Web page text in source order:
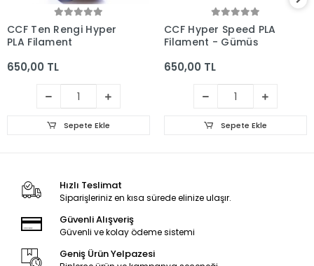
CCF Ten Rengi Hyper
PLA Filament
650,00 TL
Sepete Ekle
CCF Hyper Speed PLA
Filament - Gümüş
650,00 TL
Sepete Ekle
Hızlı Teslimat
Siparişleriniz en kısa sürede elinize ulaşır.
Güvenli Alışveriş
Güvenli ve kolay ödeme sistemi
Geniş Ürün Yelpazesi